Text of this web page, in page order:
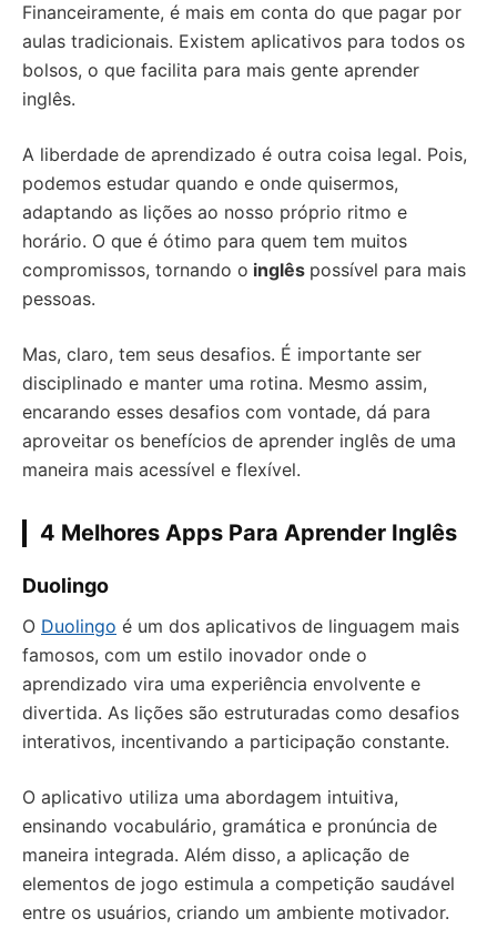
Financeiramente, é mais em conta do que pagar por
aulas tradicionais. Existem aplicativos para todos os
bolsos, o que facilita para mais gente aprender
inglês.
A liberdade de aprendizado é outra coisa legal. Pois,
podemos estudar quando e onde quisermos,
adaptando as lições ao nosso próprio ritmo e
horário. O que é ótimo para quem tem muitos
compromissos, tornando o inglês possível para mais
pessoas.
Mas, claro, tem seus desafios. É importante ser
disciplinado e manter uma rotina. Mesmo assim,
encarando esses desafios com vontade, dá para
aproveitar os benefícios de aprender inglês de uma
maneira mais acessível e flexível.
4 Melhores Apps Para Aprender Inglês
Duolingo
O Duolingo é um dos aplicativos de linguagem mais
famosos, com um estilo inovador onde o
aprendizado vira uma experiência envolvente e
divertida. As lições são estruturadas como desafios
interativos, incentivando a participação constante.
O aplicativo utiliza uma abordagem intuitiva,
ensinando vocabulário, gramática e pronúncia de
maneira integrada. Além disso, a aplicação de
elementos de jogo estimula a competição saudável
entre os usuários, criando um ambiente motivador.